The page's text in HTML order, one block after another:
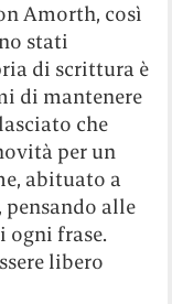
Amorth, così
stati
di scrittura è
di mantenere
che
per un
abituato a
pensando alle
ogni frase.
libero